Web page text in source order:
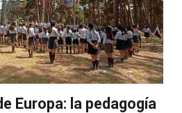
Europa: la pedagogía